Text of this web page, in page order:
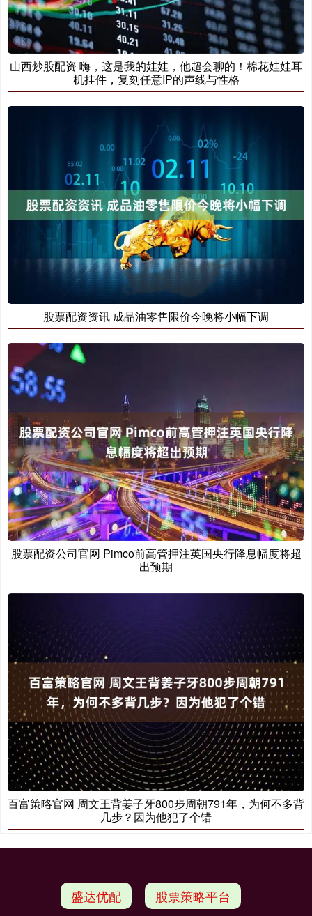
山西炒股配资 嗨，这是我的娃娃，他超会聊的！棉花娃娃耳
机挂件，复刻任意IP的声线与性格
股票配资资讯 成品油零售限价今晚将小幅下调
股票配资公司官网 Pimco前高管押注英国央行降息幅度将超
出预期
百富策略官网 周文王背姜子牙800步周朝791年，为何不多背
几步？因为他犯了个错
盛达优配 股票策略平台